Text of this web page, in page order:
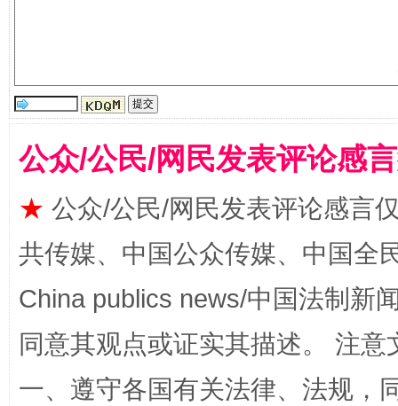
受贿1.44亿！段成刚被判无期 从幼
全民健身五年计划来了！等你上场
公众/公民/网民发表评论感
★ 公众/公民/网民发表评论感言
共传媒、中国公众传媒、中国全
China publics news/中国法制新
同意其观点或证实其描述。 注
一、遵守各国有关法律、法规，